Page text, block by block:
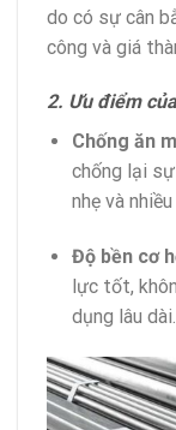
do có sự cân
công và giá
2. Ưu điểm
Chống ăn
chống lại
nhẹ và
Độ bền cơ
lực tốt,
dụng lâu dài.